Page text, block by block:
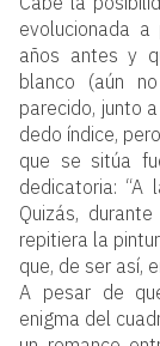
evolucionada
años antes y
blanco (aún
parecido, junto
dedo índice,
que se sitúa
dedicatoria: “A
Quizás,
repitiera la
que, de ser así,
A pesar de
enigma del